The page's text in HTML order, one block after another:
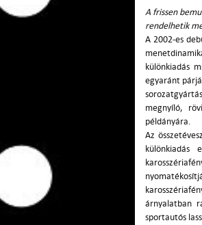
A frissen
rendelhetik
A 2002-es
különkiadás
egyaránt
megnyíló,
példányára.
Az
különkiadás
árnyalatban
sportautós